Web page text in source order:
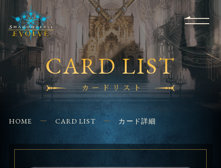
Q&A
EVENT SHOPS
FOR
BEGINNERS
APPLICATION
CONTACT
CARD LIST
カードリスト
HOME CARD LIST カード詳細